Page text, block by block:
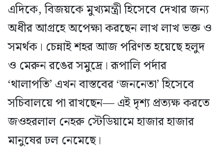
এদিকে, বিজয়কে মুখ্যমন্ত্রী হিসেবে দেখার জন্য
অধীর আগ্রহে অপেক্ষা করছেন লাখ লাখ ভক্ত ও
সমর্থক। চেন্নাই শহর আজ পরিণত হয়েছে হলুদ
ও মেরুন রঙের সমুদ্রে। রূপালি পর্দার
‘থালাপতি’ এখন বাস্তবের ‘জননেতা’ হিসেবে
সচিবালয়ে পা রাখছেন— এই দৃশ্য প্রত্যক্ষ করতে
জওহরলাল নেহরু স্টেডিয়ামে হাজার হাজার
মানুষের ঢল নেমেছে।